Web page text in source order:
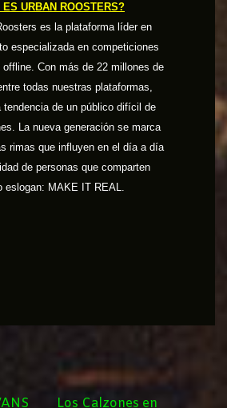
ES URBAN ROOSTERS?
es la plataforma líder en
especializada en competiciones
offline. Con más de 22 millones de
todas nuestras plataformas,
tendencia de un público difícil de
La nueva generación se marca
rimas que influyen en el día a día
de personas que comparten
eslogan: MAKE IT REAL.
Los Calzones en